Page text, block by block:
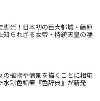
脚光！日本初の巨大都城・藤原
知られざる女帝・持統天皇の凄
の植物や情景を描くことに相応
水彩色鉛筆『色辞典』が新発